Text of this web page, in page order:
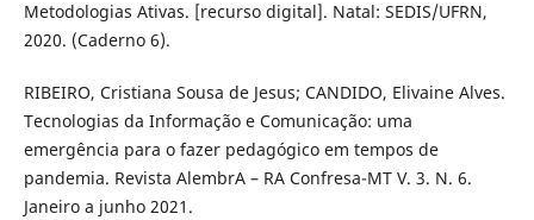
Metodologias Ativas. [recurso digital]. Natal: SEDIS/UFRN,
2020. (Caderno 6).
RIBEIRO, Cristiana Sousa de Jesus; CANDIDO, Elivaine Alves.
Tecnologias da Informação e Comunicação: uma
emergência para o fazer pedagógico em tempos de
pandemia. Revista AlembrA – RA Confresa-MT V. 3. N. 6.
Janeiro a junho 2021.